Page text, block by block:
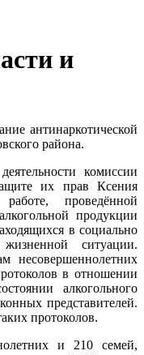
и
антинаркотической
района.
комиссии
их прав Ксения
проведённой
продукции
в социально
ситуации.
в отношении
алкогольного
представителей.
протоколов.
и 210 семей,